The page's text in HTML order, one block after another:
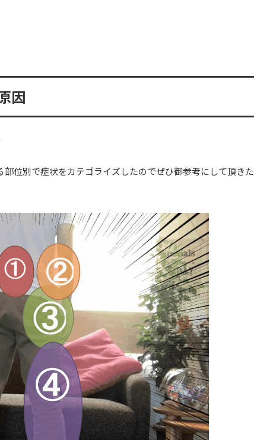
因
位別で症状をカテゴライズしたのでぜひ御参考にして頂きた